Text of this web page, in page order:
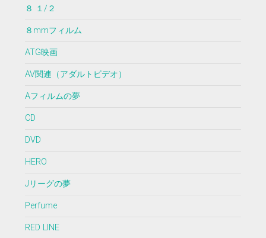
８ １/２
８mmフィルム
ATG映画
AV関連（アダルトビデオ）
Aフィルムの夢
CD
DVD
HERO
Jリーグの夢
Perfume
RED LINE